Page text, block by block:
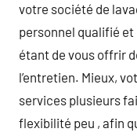
votre société de
personnel qualifié et
étant de vous offrir
l’entretien. Mieux,
services plusieurs
flexibilité peu , afin